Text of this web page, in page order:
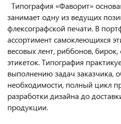
Типография «Фаворит»
занимает одну из ведущих
флексографской печати. В
ассортимент самоклеющихся
весовых лент, риббонов,
этикеток. Типография
выполнению задач заказчика,
необходимости, полный цикл
разработки дизайна до
продукции.